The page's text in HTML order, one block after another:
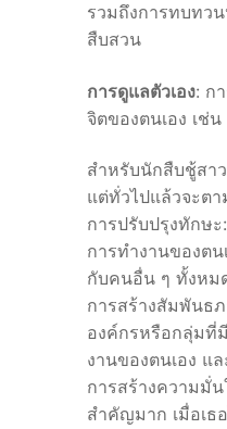
รวมถึงการทบทว
สืบสวน
การดูแลตัวเอง: ก
จิตของตนเอง เช่
สำหรับนักสืบชู้สา
แต่ทั่วไปแล้วจะต
การปรับปรุงทักษ
การทำงานของต
กับคนอื่น ๆ ทั้งหม
การสร้างสัมพันธ
องค์กรหรือกลุ่มที่
งานของตนเอง แ
การสร้างความมั่
สำคัญมาก เมื่อเธ